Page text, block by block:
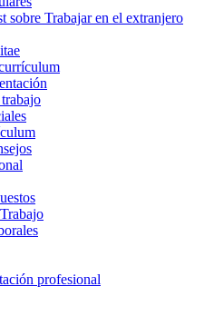
sobre Trabajar en el extranjero
profesional